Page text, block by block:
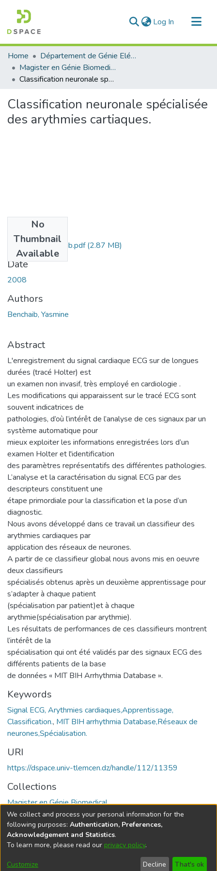
Log In (current)
Communities & Collections
All of DSpace
Statistics
Home
Département de Génie Eléctrique et Electronique
Magister en Génie Biomedical
Classification neuronale spécialisée des arythmies cartiaques.
Classification neuronale spécialisée
des arythmies cartiaques.
No
Thumbnail
Available
Mag.EBM.Benchaib.pdf(2.87 MB)
Date
2008
Authors
Benchaib, Yasmine
Abstract
L'enregistrement du signal cardiaque ECG sur de longues
durées (tracé Holter) est
un examen non invasif, très employé en cardiologie .
Les modifications qui apparaissent sur le tracé ECG sont
souvent indicatrices de
pathologies, d’où l’intérêt de l’analyse de ces signaux par un
système automatique pour
mieux exploiter les informations enregistrées lors d’un
examen Holter et l'identification
des paramètres représentatifs des différentes pathologies.
L’analyse et la caractérisation du signal ECG par des
descripteurs constituent une
étape primordiale pour la classification et la pose d’un
diagnostic.
Nous avons développé dans ce travail un classifieur des
arythmies cardiaques par
application des réseaux de neurones.
A partir de ce classifieur global nous avons mis en oeuvre
deux classifieurs
spécialisés obtenus après un deuxième apprentissage pour
s’adapter à chaque patient
(spécialisation par patient)et à chaque
arythmie(spécialisation par arythmie).
Les résultats de performances de ces classifieurs montrent
l’intérêt de la
spécialisation qui ont été validés par des signaux ECG des
différents patients de la base
de données « MIT BIH Arrhythmia Database ».
Keywords
Signal ECG, Arythmies cardiaques,Apprentissage,
Classification., MIT BIH arrhythmia Database,Réseaux de
neurones,Spécialisation.
URI
https://dspace.univ-tlemcen.dz/handle/112/11359
Collections
Magister en Génie Biomedical
Full item page
DSpace softwarecopyright © 2002-2026
Cookie
End User
Send
We collect and process your personal information for the
following purposes: Authentication, Preferences,
Acknowledgement and Statistics.
To learn more, please read our privacy policy.
Customize Decline That's ok